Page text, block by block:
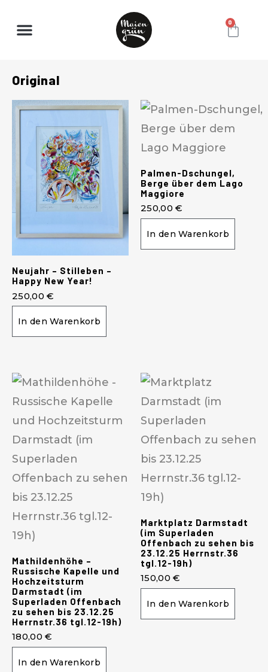
0
Original
Neujahr – Stilleben –
Happy New Year!
250,00€
In den Warenkorb
Palmen-Dschungel,
Berge über dem Lago
Maggiore
250,00€
In den Warenkorb
Mathildenhöhe –
Russische Kapelle und
Hochzeitsturm
Darmstadt (im
Superladen Offenbach
zu sehen bis 23.12.25
Herrnstr.36 tgl.12-19h)
180,00€
In den Warenkorb
Marktplatz Darmstadt
(im Superladen
Offenbach zu sehen bis
23.12.25 Herrnstr.36
tgl.12-19h)
150,00€
In den Warenkorb